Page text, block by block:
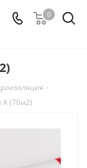
0
-
А (70м2)